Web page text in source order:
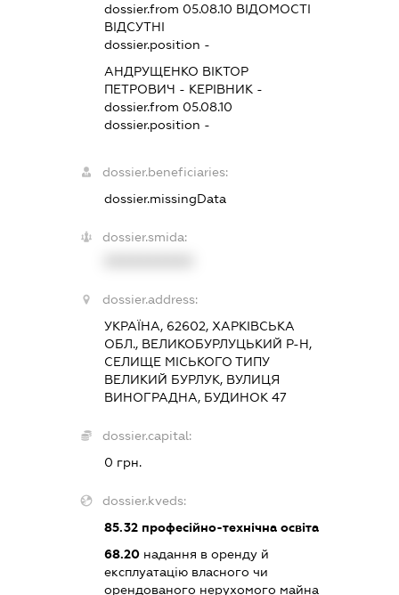
dossier.from 05.08.10 ВІДОМОСТІ
ВІДСУТНІ
dossier.position -
АНДРУЩЕНКО ВІКТОР
ПЕТРОВИЧ - КЕРІВНИК -
dossier.from 05.08.10
dossier.position -
dossier.beneficiaries:
dossier.missingData
dossier.smida:
dossier.address:
УКРАЇНА, 62602, ХАРКІВСЬКА
ОБЛ., ВЕЛИКОБУРЛУЦЬКИЙ Р-Н,
СЕЛИЩЕ МІСЬКОГО ТИПУ
ВЕЛИКИЙ БУРЛУК, ВУЛИЦЯ
ВИНОГРАДНА, БУДИНОК 47
dossier.capital:
0 грн.
dossier.kveds:
85.32професійно-технічна освіта
68.20надання в оренду й
експлуатацію власного чи
орендованого нерухомого майна